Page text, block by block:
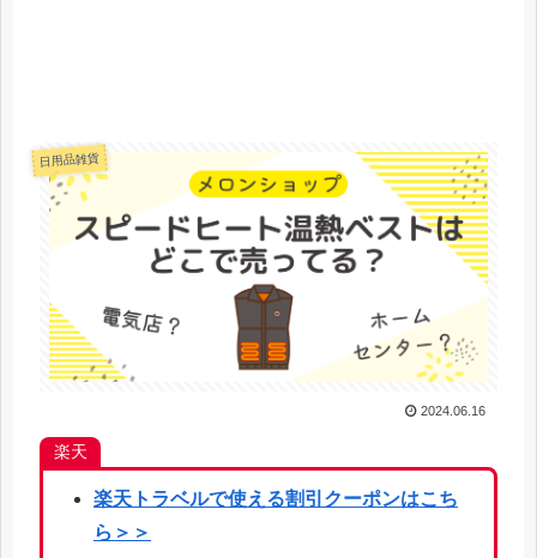
日用品雑貨
2024.06.16
楽天
楽天トラベルで使える割引クーポンはこち
ら ＞＞